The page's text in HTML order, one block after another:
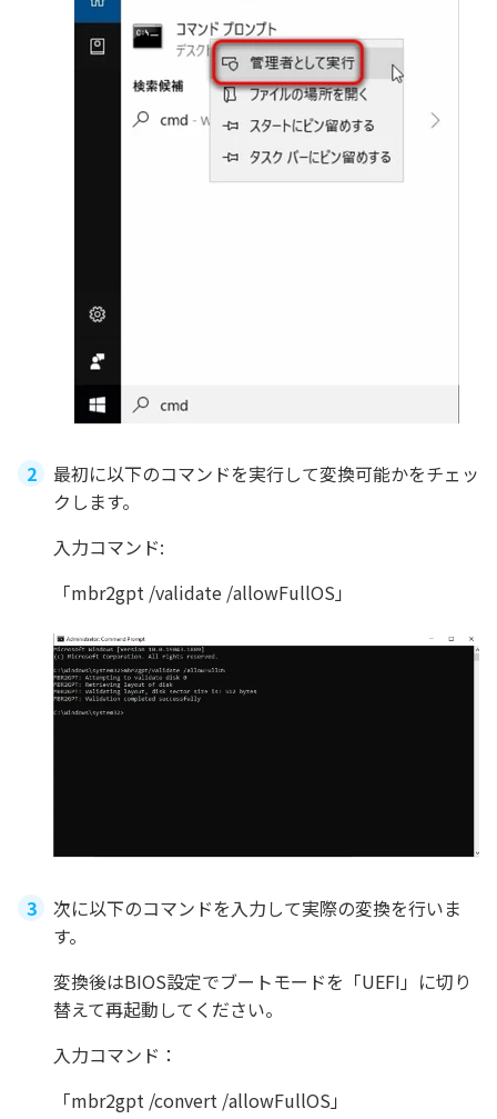
最初に以下のコマンドを実行して変換可能かをチェッ
クします。
入力コマンド:
「mbr2gpt /validate /allowFullOS」
次に以下のコマンドを入力して実際の変換を行いま
す。
変換後はBIOS設定でブートモードを「UEFI」に切り
替えて再起動してください。
入力コマンド：
「mbr2gpt /convert /allowFullOS」